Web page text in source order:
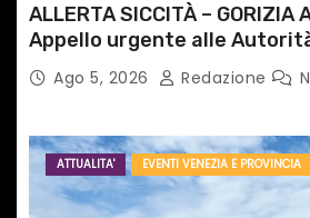
ALLERTA SICCITÀ –
Appello urgente alle
Ago 5, 2026 Redazione
ATTUALITA' EVENTI VENEZIA E PROVINCIA